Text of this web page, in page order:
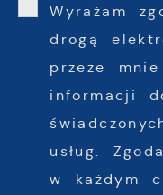
Wyrażam
drogą
przeze
informacji
usług.
w każdym